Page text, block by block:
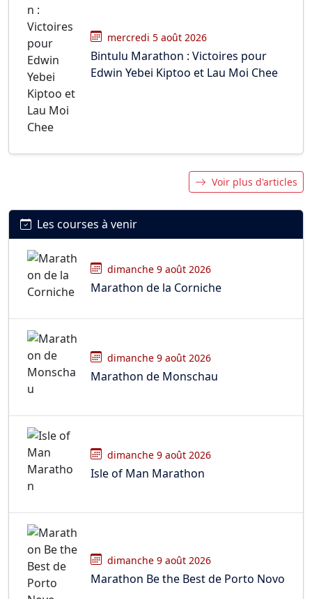
mercredi 5 août 2026
Bintulu Marathon : Victoires pour
Edwin Yebei Kiptoo et Lau Moi Chee
Voir plus d'articles
Les courses à venir
dimanche 9 août 2026
Marathon de la Corniche
dimanche 9 août 2026
Marathon de Monschau
dimanche 9 août 2026
Isle of Man Marathon
dimanche 9 août 2026
Marathon Be the Best de Porto Novo